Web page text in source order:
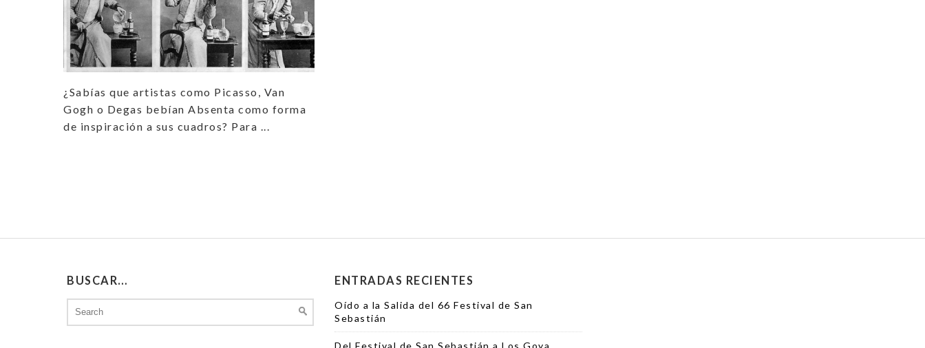
¿Sabías que artistas como Picasso, Van
Gogh o Degas bebían Absenta como forma
de inspiración a sus cuadros? Para ...
BUSCAR…
for:
ENTRADAS RECIENTES
Oído a la Salida del 66 Festival de San
Sebastián
Del Festival de San Sebastián a Los Goya